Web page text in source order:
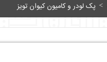
پک لودر و کامیون کیوان تویز